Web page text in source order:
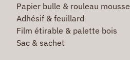
Papier bulle & rouleau mousse
Adhésif & feuillard
Film étirable & palette bois
Sac & sachet